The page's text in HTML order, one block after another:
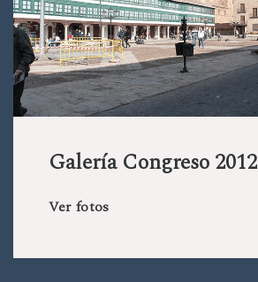
Galería Congreso 2012
Ver fotos